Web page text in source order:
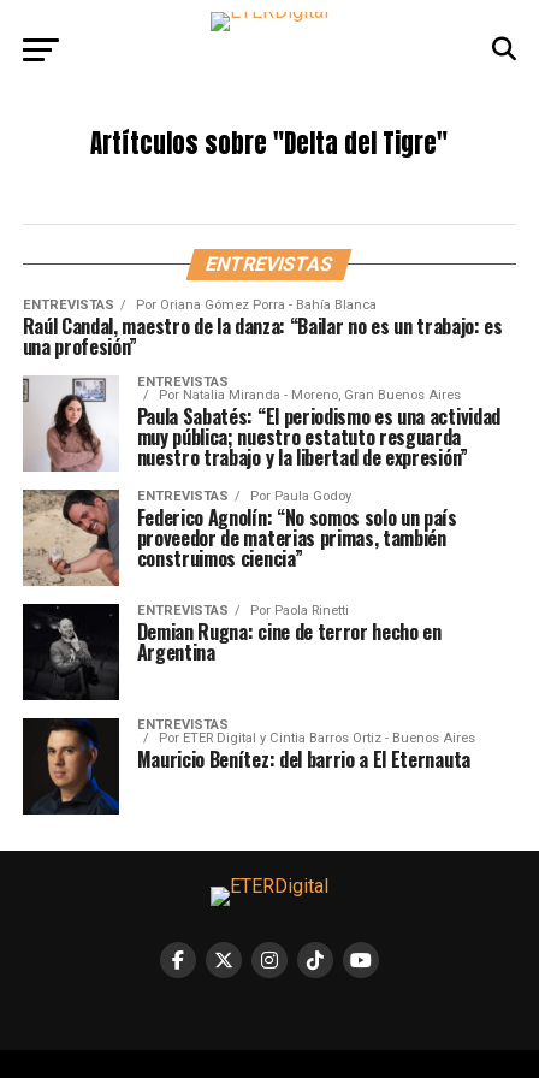
Artítculos sobre"Delta del Tigre"
ENTREVISTAS
ENTREVISTAS Por Oriana Gómez Porra - Bahía Blanca
Raúl Candal, maestro de la danza: “Bailar no es un trabajo: es
una profesión”
ENTREVISTAS
Por Natalia Miranda - Moreno, Gran Buenos Aires
Paula Sabatés: “El periodismo es una actividad
muy pública; nuestro estatuto resguarda
nuestro trabajo y la libertad de expresión”
ENTREVISTAS Por Paula Godoy
Federico Agnolín: “No somos solo un país
proveedor de materias primas, también
construimos ciencia”
ENTREVISTAS Por Paola Rinetti
Demian Rugna: cine de terror hecho en
Argentina
ENTREVISTAS
Por ETER Digital y Cintia Barros Ortiz - Buenos Aires
Mauricio Benítez: del barrio a El Eternauta